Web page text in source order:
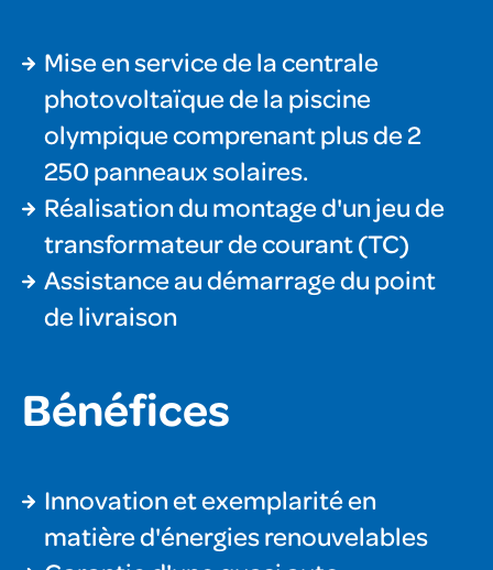
Mise en service de la centrale
photovoltaïque de la piscine
olympique comprenant plus de 2
250 panneaux solaires.
Réalisation du montage d'un jeu de
transformateur de courant (TC)
Assistance au démarrage du point
de livraison
Bénéfices
Innovation et exemplarité en
matière d'énergies renouvelables